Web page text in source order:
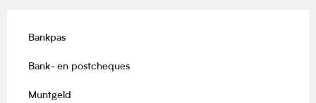
Bankpas
Bank- en postcheques
Muntgeld